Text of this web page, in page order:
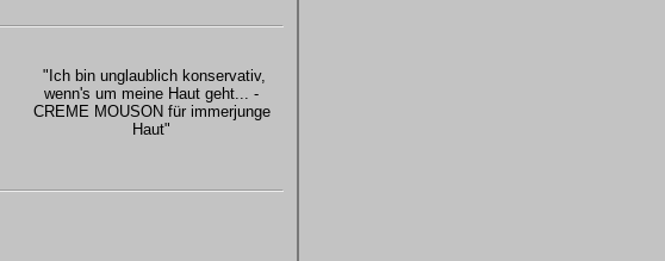
"Ich bin unglaublich konservativ,
wenn's um meine Haut geht... -
CREME MOUSON für immerjunge
Haut"